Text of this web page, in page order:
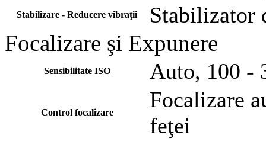
Stabilizare - Reducere vibraţii Stabilizator
Focalizare şi Expunere
Sensibilitate ISO Auto, 100 -
Control focalizare
Focalizare
feţei